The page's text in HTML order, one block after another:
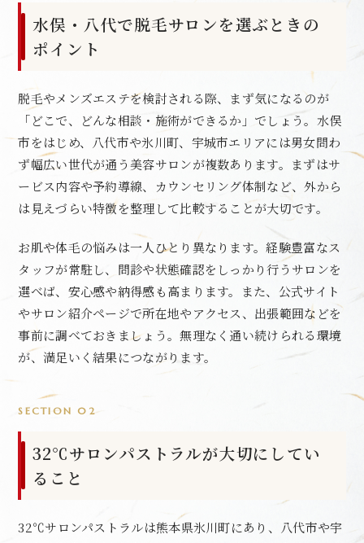
水俣・八代で脱毛サロンを選ぶときの
ポイント
脱毛やメンズエステを検討される際、まず気になるのが
「どこで、どんな相談・施術ができるか」でしょう。水俣
市をはじめ、八代市や氷川町、宇城市エリアには男女問わ
ず幅広い世代が通う美容サロンが複数あります。まずはサ
ービス内容や予約導線、カウンセリング体制など、外から
は見えづらい特徴を整理して比較することが大切です。
お肌や体毛の悩みは一人ひとり異なります。経験豊富なス
タッフが常駐し、問診や状態確認をしっかり行うサロンを
選べば、安心感や納得感も高まります。また、公式サイト
やサロン紹介ページで所在地やアクセス、出張範囲などを
事前に調べておきましょう。無理なく通い続けられる環境
が、満足いく結果につながります。
SECTION 02
32℃サロンパストラルが大切にしてい
ること
32℃サロンパストラルは熊本県氷川町にあり、八代市や宇